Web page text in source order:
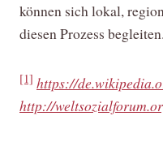
können sich lokal,
diesen Prozess begleiten.
[1] https://
http://